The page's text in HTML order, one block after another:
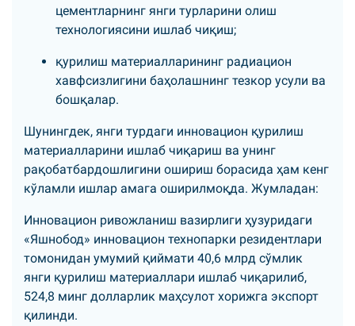
цементларнинг янги турларини олиш
технологиясини ишлаб чиқиш;
қурилиш материалларининг радиацион
хавфсизлигини баҳолашнинг тезкор усули ва
бошқалар.
Шунингдек, янги турдаги инновацион қурилиш
материалларини ишлаб чиқариш ва унинг
рақобатбардошлигини ошириш борасида ҳам кенг
кўламли ишлар амага оширилмоқда. Жумладан:
Инновацион ривожланиш вазирлиги ҳузуридаги
«Яшнобод» инновацион технопарки резидентлари
томонидан умумий қиймати 40,6 млрд сўмлик
янги қурилиш материаллари ишлаб чиқарилиб,
524,8 минг долларлик маҳсулот хорижга экспорт
қилинди.